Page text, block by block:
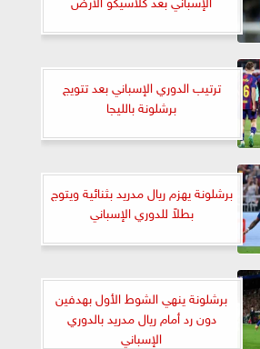
ترتيب الدوري الإسباني بعد تتويج
برشلونة بالليجا
برشلونة يهزم ريال مدريد بثنائية ويتوج
بطلاً للدوري الإسباني
برشلونة ينهي الشوط الأول بهدفين
دون رد أمام ريال مدريد بالدوري
الإسباني